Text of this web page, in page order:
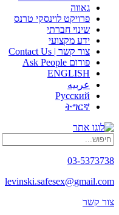
גאווה
פרויקט לוינסקי טרנס
שינוי חברתי
ידע מקצועי
צור קשר | Contact Us
פורום Ask People
ENGLISH
عربيه
Русский
ትግርኛ
03-5373738
levinski.safesex@gmail.com
צור קשר